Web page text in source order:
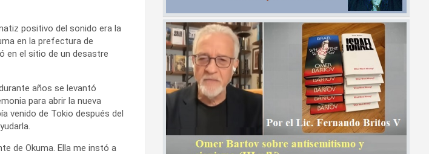
positivo del sonido era la
en la prefectura de
en el sitio de un desastre
años se levantó
para abrir la nueva
venido de Tokio después del
de Okuma. Ella me instó a